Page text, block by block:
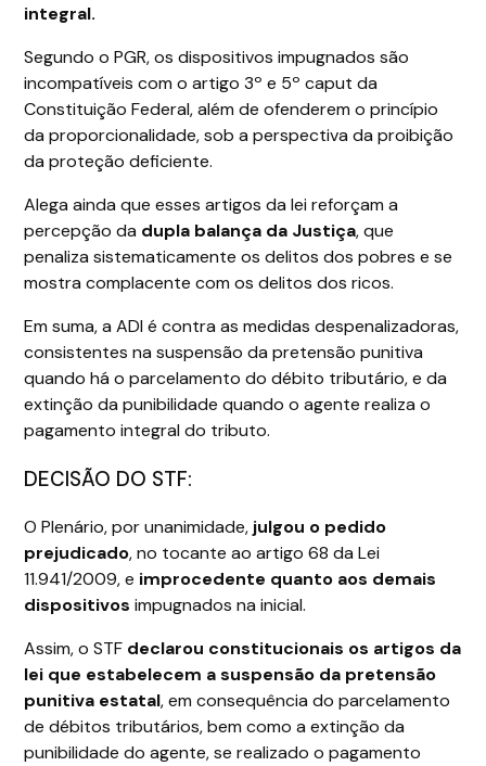
integral.
Segundo o PGR, os dispositivos impugnados são
incompatíveis com o artigo 3º e 5º caput da
Constituição Federal, além de ofenderem o princípio
da proporcionalidade, sob a perspectiva da proibição
da proteção deficiente.
Alega ainda que esses artigos da lei reforçam a
percepção da dupla balança da Justiça, que
penaliza sistematicamente os delitos dos pobres e se
mostra complacente com os delitos dos ricos.
Em suma, a ADI é contra as medidas despenalizadoras,
consistentes na suspensão da pretensão punitiva
quando há o parcelamento do débito tributário, e da
extinção da punibilidade quando o agente realiza o
pagamento integral do tributo.
DECISÃO DO STF:
O Plenário, por unanimidade, julgou o pedido
prejudicado, no tocante ao artigo 68 da Lei
11.941/2009, e improcedente quanto aos demais
dispositivos impugnados na inicial.
Assim, o STF declarou constitucionais os artigos da
lei que estabelecem a suspensão da pretensão
punitiva estatal, em consequência do parcelamento
de débitos tributários, bem como a extinção da
punibilidade do agente, se realizado o pagamento